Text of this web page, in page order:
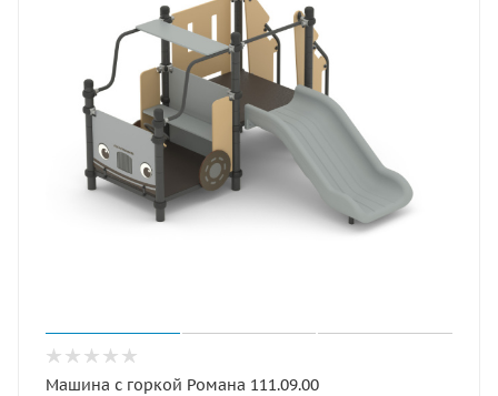
Машина с горкой Романа 111.09.00